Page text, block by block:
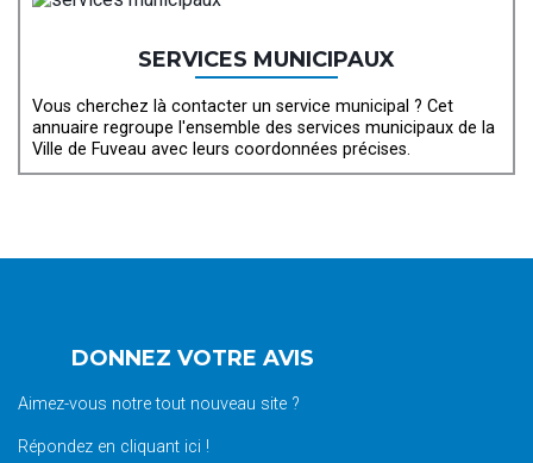
SERVICES MUNICIPAUX
Vous cherchez là contacter un service municipal ? Cet
annuaire regroupe l'ensemble des services municipaux de la
Ville de Fuveau avec leurs coordonnées précises.
DONNEZ VOTRE AVIS
Aimez-vous notre tout nouveau site ?
Répondez en cliquant ici !